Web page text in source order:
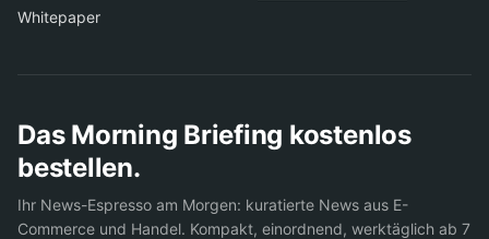
Whitepaper
Das Morning Briefing kostenlos
bestellen.
Ihr News-Espresso am Morgen: kuratierte News aus E-
Commerce und Handel. Kompakt, einordnend, werktäglich ab 7